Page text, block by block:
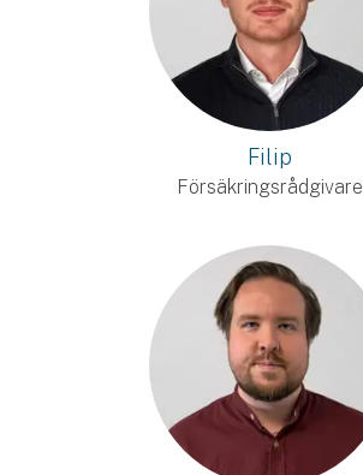
Filip
Försäkringsrådgivare